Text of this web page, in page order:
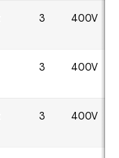
3 400V
3 400V
3 400V